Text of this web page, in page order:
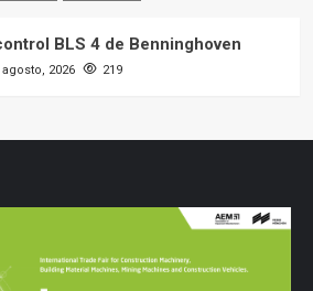
BLS 4 de Benninghoven
agosto, 2026 219